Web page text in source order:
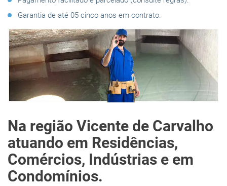
Garantia de até 05 cinco anos em contrato.
Na região Vicente de Carvalho
atuando em Residências,
Comércios, Indústrias e em
Condomínios.